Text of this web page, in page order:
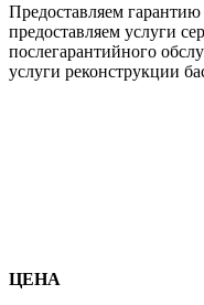
Предоставляем
предоставляем услуги
послегарантийного
услуги реконструкции
ЦЕНА